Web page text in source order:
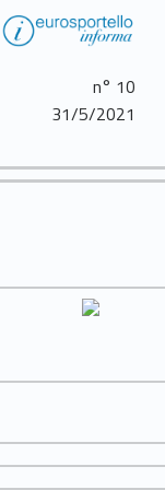
n° 10
31/5/2021